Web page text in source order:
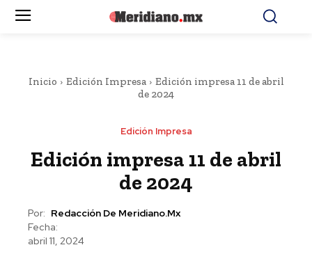
Inicio Edición Impresa
Edición impresa 11 de abril
de 2024
Edición Impresa
Edición impresa 11 de abril
de 2024
Por: Redacción De Meridiano.mx
Fecha:
abril 11, 2024